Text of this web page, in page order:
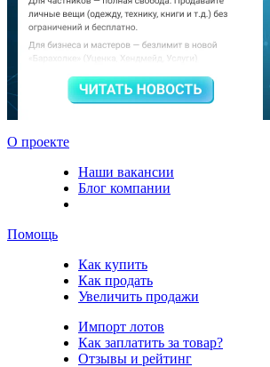
О проекте
Наши вакансии
Блог компании
Помощь
Как купить
Как продать
Увеличить продажи
Импорт лотов
Как заплатить за товар?
Отзывы и рейтинг